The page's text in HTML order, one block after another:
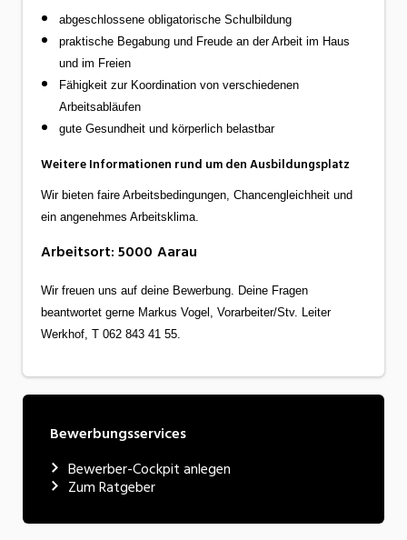
abgeschlossene obligatorische Schulbildung
praktische Begabung und Freude an der Arbeit im Haus
und im Freien
Fähigkeit zur Koordination von verschiedenen
Arbeitsabläufen
gute Gesundheit und körperlich belastbar
Weitere Informationen rund um den Ausbildungsplatz
Wir bieten faire Arbeitsbedingungen, Chancengleichheit und
ein angenehmes Arbeitsklima.
Arbeitsort:5000 Aarau
Wir freuen uns auf deine Bewerbung. Deine Fragen
beantwortet gerne Markus Vogel, Vorarbeiter/Stv. Leiter
Werkhof, T 062 843 41 55.
Bewerbungsservices
Bewerber-Cockpit anlegen
Zum Ratgeber